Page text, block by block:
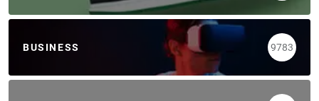
BUSINESS 9783